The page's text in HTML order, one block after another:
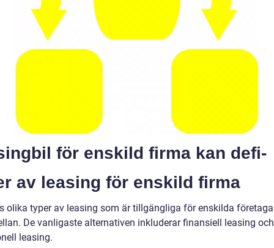
för enskild firma kan defi-
av leasing för enskild firma
olika typer av leasing som är tillgängliga för enskilda
De vanligaste alternativen inkluderar finansiell leasing och
leasing.